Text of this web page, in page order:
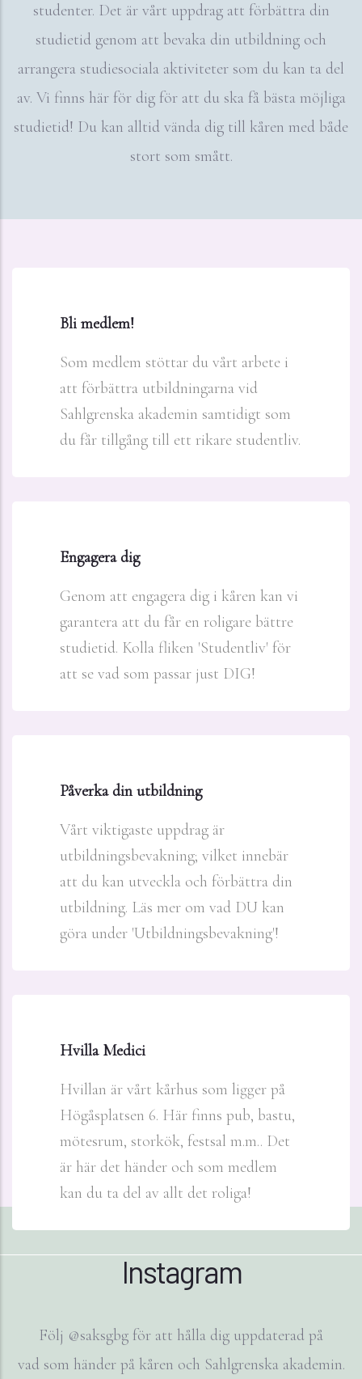
studenter. Det är vårt uppdrag att förbättra din
studietid genom att bevaka din utbildning och
arrangera studiesociala aktiviteter som du kan ta del
av. Vi finns här för dig för att du ska få bästa möjliga
studietid! Du kan alltid vända dig till kåren med både
stort som smått.
Bli medlem!
Som medlem stöttar du vårt arbete i
att förbättra utbildningarna vid
Sahlgrenska akademin samtidigt som
du får tillgång till ett rikare studentliv.
Engagera dig
Genom att engagera dig i kåren kan vi
garantera att du får en roligare bättre
studietid. Kolla fliken 'Studentliv' för
att se vad som passar just DIG!
Påverka din utbildning
Vårt viktigaste uppdrag är
utbildningsbevakning; vilket innebär
att du kan utveckla och förbättra din
utbildning. Läs mer om vad DU kan
göra under 'Utbildningsbevakning'!
Hvilla Medici
Hvillan är vårt kårhus som ligger på
Högåsplatsen 6. Här finns pub, bastu,
mötesrum, storkök, festsal m.m.. Det
är här det händer och som medlem
kan du ta del av allt det roliga!
Instagram
Följ @saksgbg för att hålla dig uppdaterad på
vad som händer på kåren och Sahlgrenska akademin.